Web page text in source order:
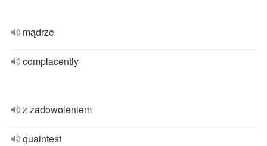
mądrze
complacently
z zadowoleniem
quaintest